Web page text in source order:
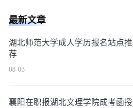
最新文章
湖北师范大学成人学历报名站点推
荐
08-03
襄阳在职报湖北文理学院成考函授